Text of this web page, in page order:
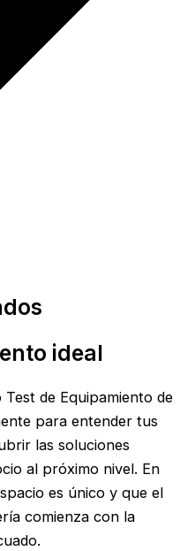
ideal
de Equipamiento de
para entender tus
las soluciones
al próximo nivel. En
es único y que el
comienza con la